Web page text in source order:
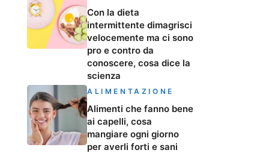
Con la dieta
intermittente dimagrisci
velocemente ma ci sono
pro e contro da
conoscere, cosa dice la
scienza
ALIMENTAZIONE
Alimenti che fanno bene
ai capelli, cosa
mangiare ogni giorno
per averli forti e sani